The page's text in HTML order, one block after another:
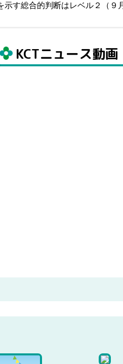
示す総合的判断はレベル２（
KCTニュース動画